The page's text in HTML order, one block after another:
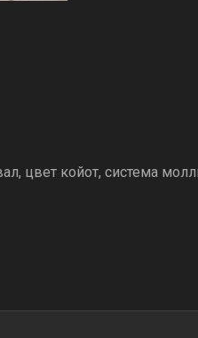
цвет койот, система